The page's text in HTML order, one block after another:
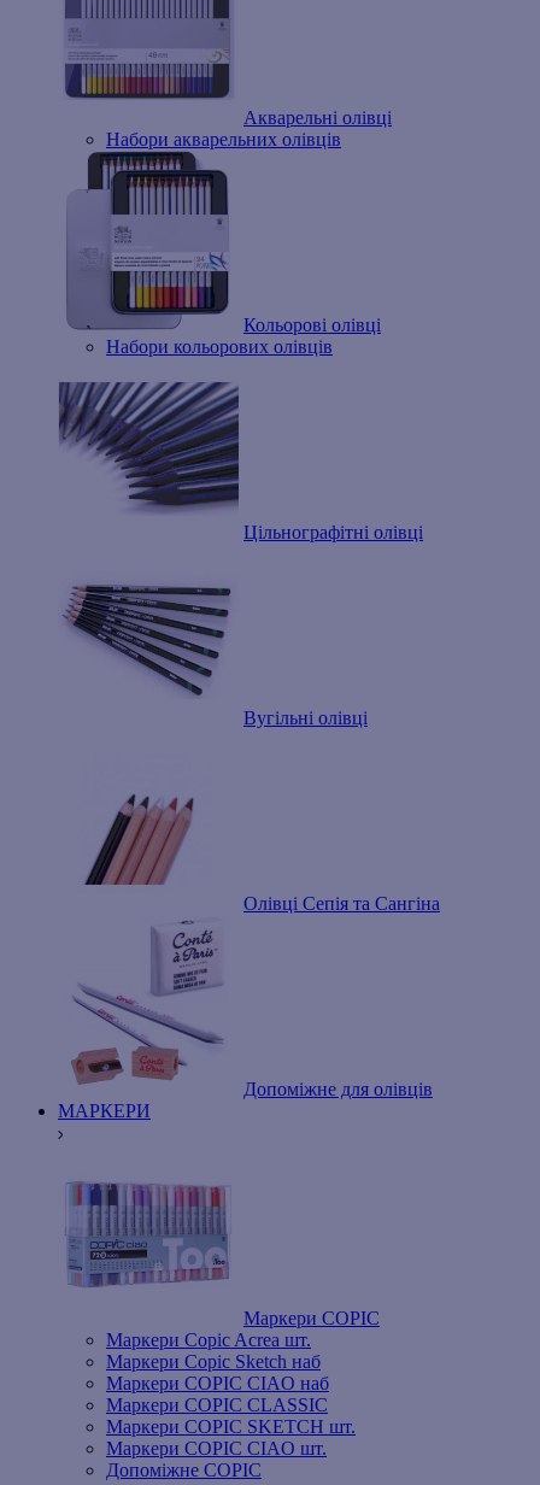
Акварельні олівці
Набори акварельних олівців
Кольорові олівці
Набори кольорових олівців
Цільнографітні олівці
Вугільні олівці
Олівці Сепія та Сангіна
Допоміжне для олівців
МАРКЕРИ
Маркери COPIC
Маркери Copic Acrea шт.
Маркери Copic Sketch наб
Маркери COPIC CIAO наб
Маркери COPIC CLASSIC
Маркери COPIC SKETCH шт.
Маркери COPIC CIAO шт.
Допоміжне COPIC